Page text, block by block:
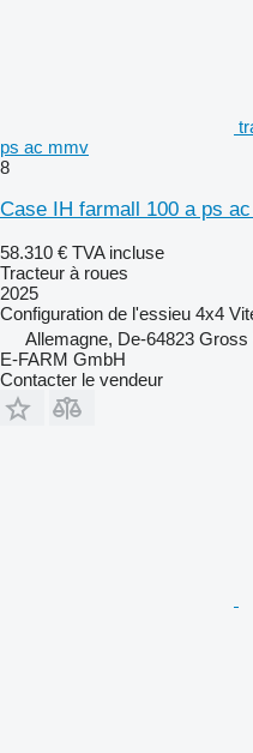
ps ac mmv
8
Case IH farmall 100 a ps
58.310 € TVA incluse
Tracteur à roues
2025
Configuration de l'essieu 4x4
Allemagne, De-64823
E-FARM GmbH
Contacter le vendeur